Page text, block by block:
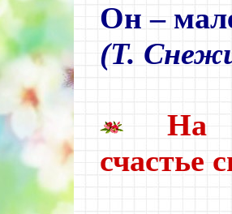
Он –
(Т.
На
счастье